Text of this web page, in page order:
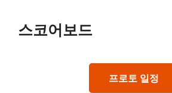
content스코어보드
프로토 일정